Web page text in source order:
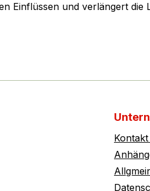
Einflüssen und verlängert die